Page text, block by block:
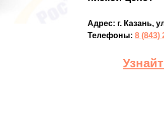
Адрес: г. Казань,
Телефоны: 8 (843)